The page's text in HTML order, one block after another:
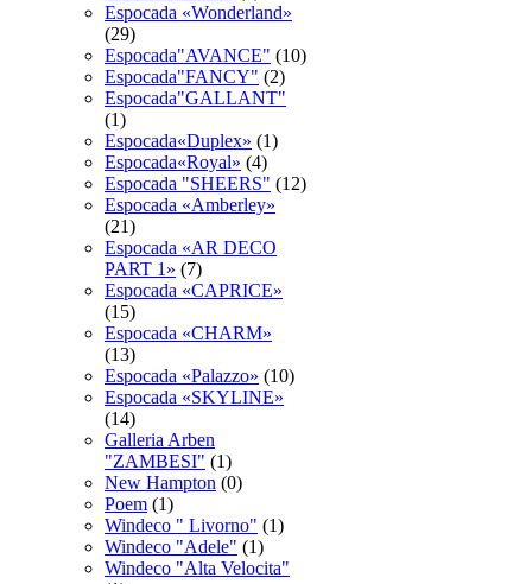
Espocada «Wonderland»
(29)
Espocada"AVANCE" (10)
Espocada"FANCY" (2)
Espocada"GALLANT"
(1)
Espocada«Duplex» (1)
Espocada«Royal» (4)
Espocadа "SHEERS" (12)
Espocadа «Amberley»
(21)
Espocadа «AR DECO
PART 1» (7)
Espocadа «CAPRICE»
(15)
Espocadа «CHARM»
(13)
Espocadа «Palazzo» (10)
Espocadа «SKYLINE»
(14)
Galleria Arben
"ZAMBESI" (1)
New Hampton (0)
Poem (1)
Windeco " Livorno" (1)
Windeco "Adele" (1)
Windeco "Alta Velocita"